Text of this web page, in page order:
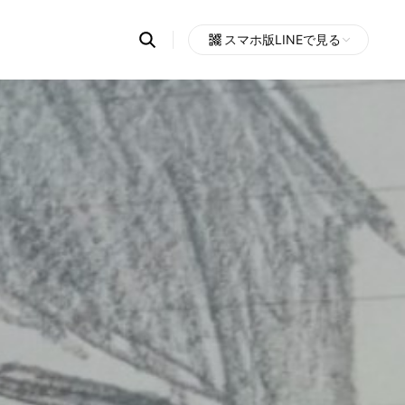
Search
OpenChats
messages
search
area
スマホ版LINEで見る